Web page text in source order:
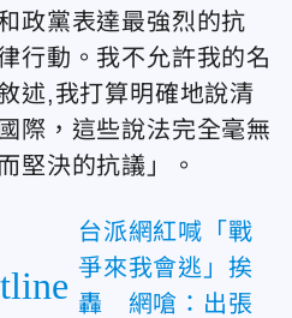
政黨表達最強烈的抗
行動。我不允許我的名
述,我打算明確地說清
際，這些說法完全毫無
堅決的抗議」。
台派網紅喊「戰
爭來我會逃」挨
轟 網嗆：出張